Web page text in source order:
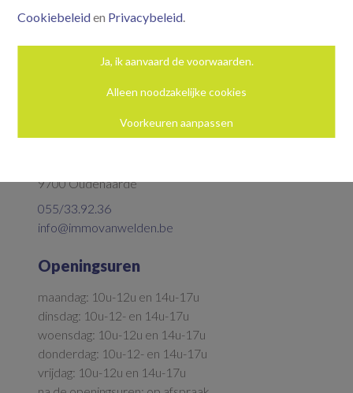
Cookiebeleiden Privacybeleid.
Ja, ik aanvaard de voorwaarden.
Alleen noodzakelijke cookies
Voorkeuren aanpassen
Neem contact op
9700 Oudenaarde
055/33.92.36
info@immovanwelden.be
Openingsuren
maandag: 10u-12u en 14u-17u
dinsdag: 10u-12- en 14u-17u
woensdag: 10u-12u en 14u-17u
donderdag: 10u-12- en 14u-17u
vrijdag: 10u-12u en 14u-17u